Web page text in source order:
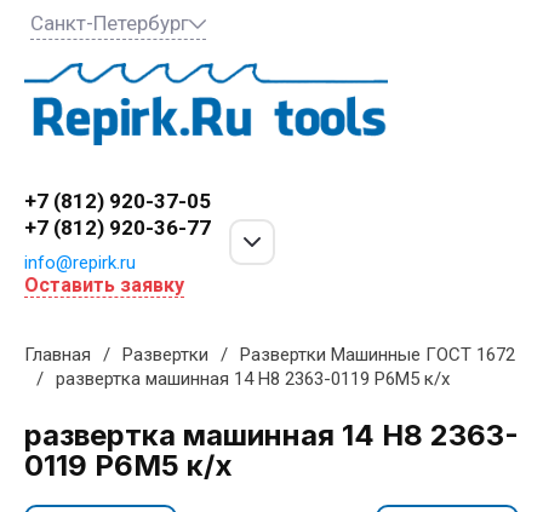
Санкт-Петербург
+7 (812) 920-37-05
+7 (812) 920-36-77
info@repirk.ru
Оставить заявку
Главная / Развертки / Развертки Машинные ГОСТ 1672
/ развертка машинная 14 H8 2363-0119 Р6М5 к/х
развертка машинная 14 H8 2363-
0119 Р6М5 к/х